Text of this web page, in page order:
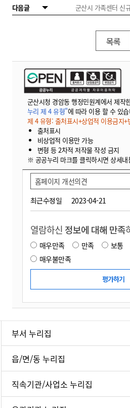
다음글
군산시 가족센터 신
목록
군산시청 경암동 행정민원계에서 제작
누리 제 4 유형"에 따라 이용 할 수 있
제 4 유형: 출처표시+상업적 이용금지+
출처표시
비상업적 이용만 가능
변형 등 2차적 저작물 작성 금지
※ 공공누리 마크를 클릭하시면 상세
최근수정일 2023-04-21
홈페이지 개선의견
열람하신 정보에 대해 만족
매우만족 만족 보통
매우불만족
부서 누리집
읍/면/동 누리집
직속기관/사업소 누리집